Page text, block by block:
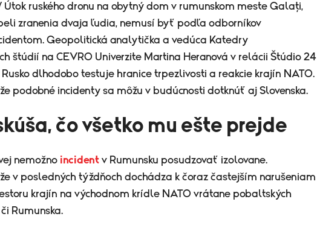
Útok ruského dronu na obytný dom v rumunskom meste Galați,
zranenia dvaja ľudia, nemusí byť podľa odborníkov
Geopolitická analytička a vedúca Katedry
štúdií na CEVRO Univerzite Martina Heranová v relácii Štúdio 24
dlhodobo testuje hranice trpezlivosti a reakcie krajín NATO.
podobné incidenty sa môžu v budúcnosti dotknúť aj Slovenska.
čo všetko mu ešte prejde
nemožno incident v Rumunsku posudzovať izolovane.
v posledných týždňoch dochádza k čoraz častejším narušeniam
krajín na východnom krídle NATO vrátane pobaltských
Rumunska.